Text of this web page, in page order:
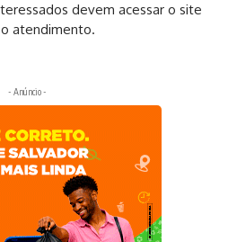
devem acessar o site
atendimento.
- Anúncio -